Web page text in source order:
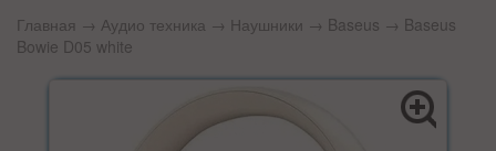
Главная → Аудио техника → Наушники → Baseus → Baseus
Bowie D05 white